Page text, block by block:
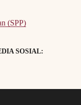
(SPP)
SOSIAL: